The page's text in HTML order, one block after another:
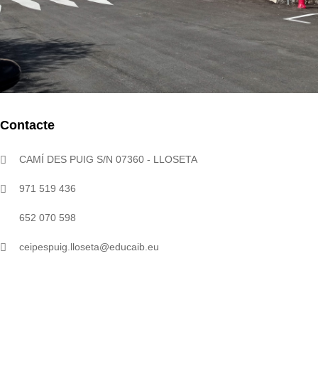
Contacte
CAMÍ DES PUIG S/N 07360 - LLOSETA
971 519 436
652 070 598
ceipespuig.lloseta@educaib.eu